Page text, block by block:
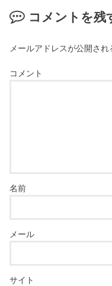
コメントを残
メールアドレスが公開され
コメント
名前
メール
サイト